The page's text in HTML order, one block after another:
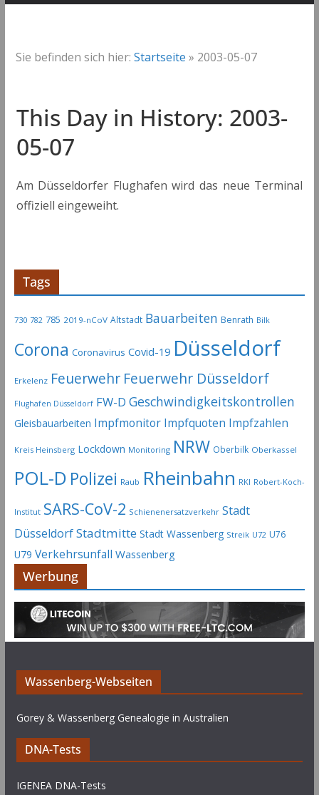
Sie befinden sich hier: Startseite » 2003-05-07
This Day in History: 2003-
05-07
Am Düsseldorfer Flughafen wird das neue Terminal
offiziell eingeweiht.
Tags
730 782 785 2019-nCoV Altstadt Bauarbeiten Benrath Bilk
Corona Coronavirus Covid-19 Düsseldorf
Erkelenz Feuerwehr Feuerwehr Düsseldorf
Flughafen Düsseldorf FW-D Geschwindigkeitskontrollen
Gleisbauarbeiten Impfmonitor Impfquoten Impfzahlen
Kreis Heinsberg Lockdown Monitoring NRW Oberbilk Oberkassel
POL-D Polizei Raub Rheinbahn RKI Robert-Koch-
Institut SARS-CoV-2 Schienenersatzverkehr Stadt
DüsseldorfStadtmitte Stadt Wassenberg Streik U72 U76
U79 Verkehrsunfall Wassenberg
Werbung
Wassenberg-Webseiten
Gorey & Wassenberg Genealogie in Australien
DNA-Tests
IGENEA DNA-Tests